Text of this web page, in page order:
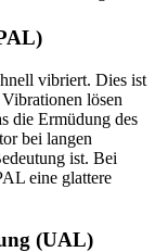
vibriert. Dies ist
lösen
die Ermüdung des
bei langen
ist. Bei
eine glattere
(UAL)